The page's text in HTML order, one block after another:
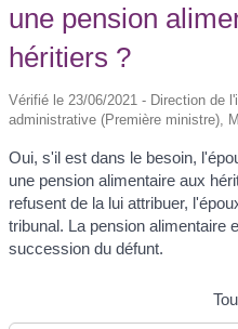
une pension
héritiers ?
Vérifié le 23/06/2021 - Direction de
administrative (Première ministre),
Oui, s'il est dans le besoin,
une pension alimentaire aux
refusent de la lui attribuer,
tribunal. La pension alimentaire
succession du défunt.